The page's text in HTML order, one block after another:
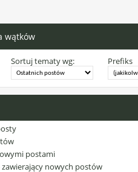
wątków
Sortuj tematy wg: Prefiks
postami
nowych postów